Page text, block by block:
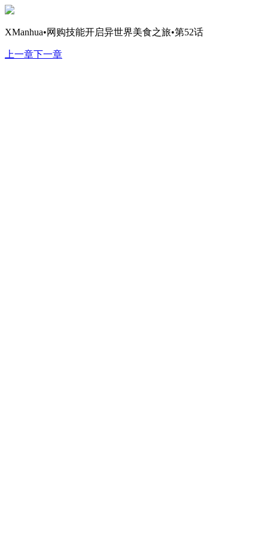
XManhua•网购技能开启异世界美食之旅•第52话
上一章下一章